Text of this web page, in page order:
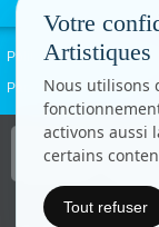
Politique de
Paramètres cookies
Votre
Artistiques
Nous utilisons
activons aussi
certains
Tout refuser